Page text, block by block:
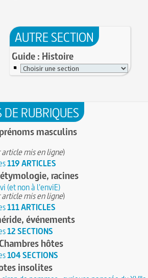
AUTRE SECTION
Guide : Histoire
DE RUBRIQUES
masculins
mis en ligne)
119 ARTICLES
racines
(et non à l'enviE)
mis en ligne)
111 ARTICLES
événements
12 SECTIONS
hôtes
104 SECTIONS
insolites